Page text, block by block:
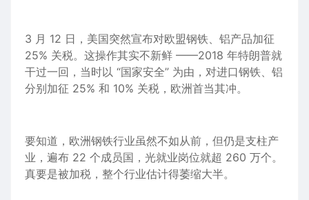
3 月 12 日，美国突然宣布对欧盟钢铁、铝产品加征
25% 关税。这操作其实不新鲜 ——2018 年特朗普就
干过一回，当时以 “国家安全” 为由，对进口钢铁、铝
分别加征 25% 和 10% 关税，欧洲首当其冲。
要知道，欧洲钢铁行业虽然不如从前，但仍是支柱产
业，遍布 22 个成员国，光就业岗位就超 260 万个。
真要是被加税，整个行业估计得萎缩大半。